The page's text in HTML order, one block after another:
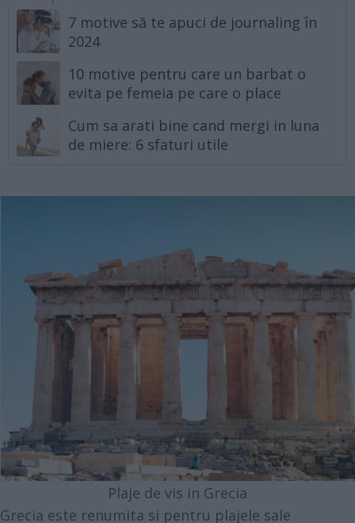
7 motive să te apuci de journaling în
2024
10 motive pentru care un barbat o
evita pe femeia pe care o place
Cum sa arati bine cand mergi in luna
de miere: 6 sfaturi utile
Plaje de vis in Grecia
Grecia este renumita si pentru plajele sale